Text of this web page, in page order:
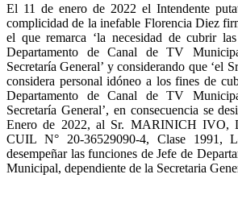
El 11 de enero de 2022 el Intendente
complicidad de la inefable Florencia Diez
el que remarca ‘la necesidad de cubrir
Departamento de Canal de TV
Secretaría General’ y considerando que
considera personal idóneo a los fines de
Departamento de Canal de TV
Secretaría General’, en consecuencia se
Enero de 2022, al Sr. MARINICH IVO,
CUIL N° 20-36529090-4, Clase 1991,
desempeñar las funciones de Jefe de
Municipal, dependiente de la Secretaria